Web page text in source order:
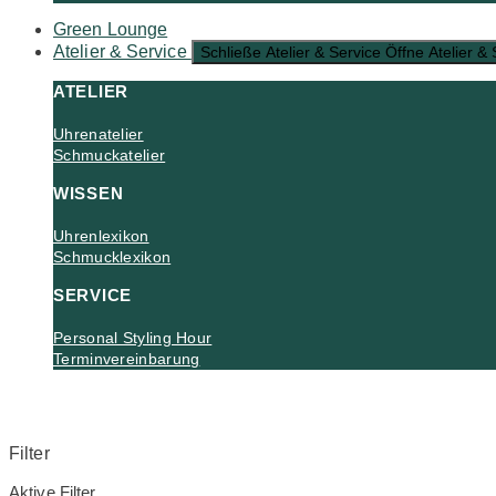
Green Lounge
Atelier & Service
Schließe Atelier & Service Öffne Atelier &
ATELIER
Uhrenatelier
Schmuckatelier
WISSEN
Uhrenlexikon
Schmucklexikon
SERVICE
Personal Styling Hour
Terminvereinbarung
Filter
Aktive Filter